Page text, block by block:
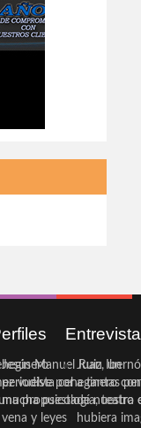
vuelve por
propuesta
Jesús Manuel Ruiz, un
periodista ceheginero con
mucha psicología, teatro
vena y leyes
Juan
a tantas
de nuestra
hubiera